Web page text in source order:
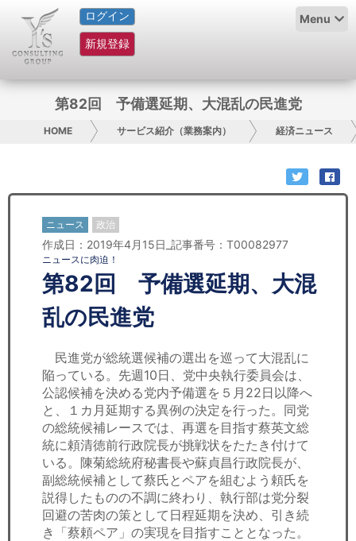
ログイン
新規登録
Menu
HOME
サービス紹介
コラム
グループ概要
日本人にPR
コンサルティング
リサーチ
セミナー
経済ニュース
労務顧問
ＩＴ
飲食店情報
第82回 予備選延期、大混乱の民進党
HOME サービス紹介（業務案内） 経済ニュース
ニュース 政治
作成日：2019年4月15日_記事番号：T00082977
ニュースに肉迫！
第82回 予備選延期、大混
乱の民進党
民進党が総統選候補の選出を巡って大混乱に
陥っている。先週10日、党中央執行委員会は、
公認候補を決める党内予備選を５月22日以降へ
と、１カ月延期する異例の決定を行った。同党
の総統候補レースでは、再選を目指す蔡英文総
統に頼清徳前行政院長が挑戦状をたたき付けて
いる。陳菊総統府秘書長や蘇貞昌行政院長が、
副総統候補として蔡氏とペアを組むよう頼氏を
説得したものの不調に終わり、執行部は党分裂
回避の苦肉の策として日程延期を決め、引き続
き「蔡頼ペア」の実現を目指すこととなった。